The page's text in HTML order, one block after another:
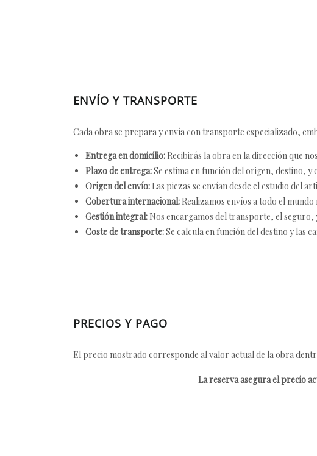
ENVÍO Y TRANSPORTE
Cada obra se prepara y envía con transporte especializado,
Entrega en domicilio: Recibirás la obra en la dirección que
Plazo de entrega:Se estima en función del origen, destino, y
Origen del envío: Las piezas se envían desde el estudio del
Cobertura internacional: Realizamos envíos a todo el
Gestión integral: Nos encargamos del transporte, el seguro,
Coste de transporte:Se calcula en función del destino y las
PRECIOS Y PAGO
El precio mostrado corresponde al valor actual de la obra
La reserva asegura el precio